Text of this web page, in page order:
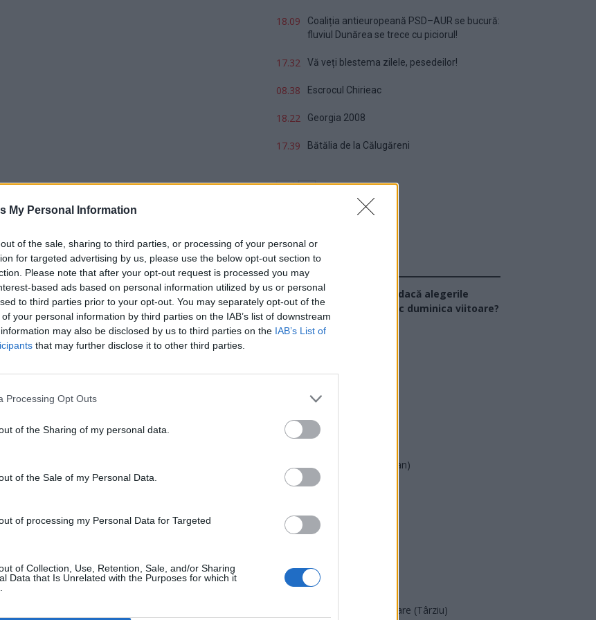
My Personal Information
of the sale, sharing to third parties, or processing of your personal or
for targeted advertising by us, please use the below opt-out section to
Please note that after your opt-out request is processed you may
based ads based on personal information utilized by us or personal
to third parties prior to your opt-out. You may separately opt-out of the
your personal information by third parties on the IAB’s list of downstream
may also be disclosed by us to third parties on the IAB’s List of
that may further disclose it to other third parties.
Processing Opt Outs
of the Sharing of my personal data.
of the Sale of my Personal Data.
of processing my Personal Data for Targeted
of Collection, Use, Retention, Sale, and/or Sharing
Data that Is Unrelated with the Purposes for which it
18.09
Coaliția antieuropeană PSD–AUR se bucură:
fluviul Dunărea se trece cu piciorul!
17.32 Vă veți blestema zilele, pesedeilor!
08.38 Escrocul Chirieac
18.22 Georgia 2008
17.39 Bătălia de la Călugăreni
Ce partid ați vota dacă alegerile
parlamentare ar avea loc duminica viitoare?
AUR
UDMR
Forța Dreptei (L. Orban)
PNȚMM
SENS
POT (Gavrilă)
PACE (Peia)
Acțiunea Conservatoare (Târziu)